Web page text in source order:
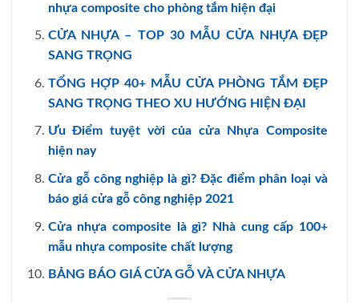
nhựa composite cho phòng tắm hiện đại
CỬA NHỰA – TOP 30 MẪU CỬA NHỰA ĐẸP
SANG TRỌNG
TỔNG HỢP 40+ MẪU CỬA PHÒNG TẮM ĐẸP
SANG TRỌNG THEO XU HƯỚNG HIỆN ĐẠI
Ưu Điểm tuyệt vời của cửa Nhựa Composite
hiện nay
Cửa gỗ công nghiệp là gì? Đặc điểm phân loại và
báo giá cửa gỗ công nghiệp 2021
Cửa nhựa composite là gì? Nhà cung cấp 100+
mẫu nhựa composite chất lượng
BẢNG BÁO GIÁ CỬA GỖ VÀ CỬA NHỰA